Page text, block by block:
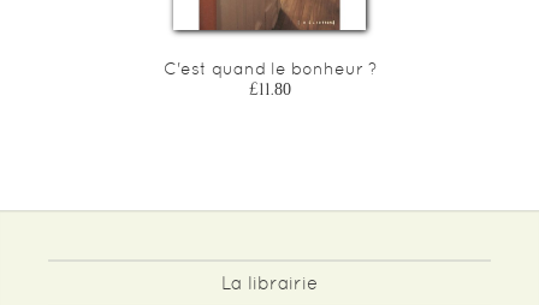
C'est quand le bonheur ?
£11.80
La librairie